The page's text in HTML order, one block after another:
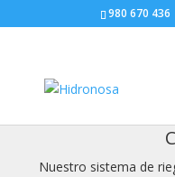
980 670 436
Nuestro sistema de